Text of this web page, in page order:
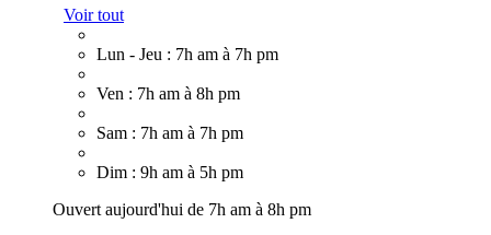
Voir tout
Lun - Jeu : 7h am à 7h pm
Ven : 7h am à 8h pm
Sam : 7h am à 7h pm
Dim : 9h am à 5h pm
Ouvert aujourd'hui de 7h am à 8h pm